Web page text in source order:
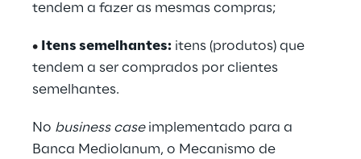
tendem a fazer as mesmas compras;
• Itens semelhantes: itens (produtos) que
tendem a ser comprados por clientes
semelhantes.
No business caseimplementado para a
Banca Mediolanum, o Mecanismo de